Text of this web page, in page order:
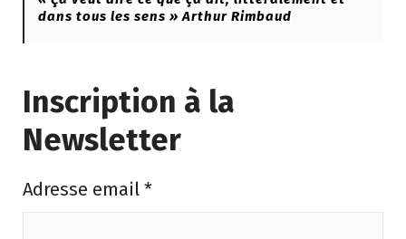
dans tous les sens » Arthur Rimbaud
Inscription à la
Newsletter
Adresse email *